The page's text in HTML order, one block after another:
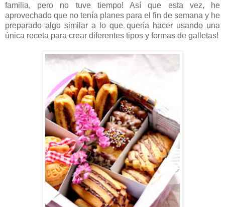
familia, pero no tuve tiempo! Así que esta vez, he
aprovechado que no tenía planes para el fin de semana y he
preparado algo similar a lo que quería hacer usando una
única receta para crear diferentes tipos y formas de galletas!